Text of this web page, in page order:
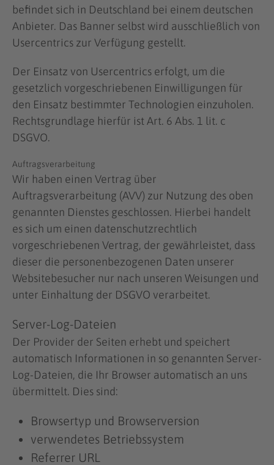
befindet sich in Deutschland bei einem deutschen
Anbieter. Das Banner selbst wird ausschließlich von
Usercentrics zur Verfügung gestellt.
Der Einsatz von Usercentrics erfolgt, um die
gesetzlich vorgeschriebenen Einwilligungen für
den Einsatz bestimmter Technologien einzuholen.
Rechtsgrundlage hierfür ist Art. 6 Abs. 1 lit. c
DSGVO.
Auftragsverarbeitung
Wir haben einen Vertrag über
Auftragsverarbeitung (AVV) zur Nutzung des oben
genannten Dienstes geschlossen. Hierbei handelt
es sich um einen datenschutzrechtlich
vorgeschriebenen Vertrag, der gewährleistet, dass
dieser die personenbezogenen Daten unserer
Websitebesucher nur nach unseren Weisungen und
unter Einhaltung der DSGVO verarbeitet.
Server-Log-Dateien
Der Provider der Seiten erhebt und speichert
automatisch Informationen in so genannten Server-
Log-Dateien, die Ihr Browser automatisch an uns
übermittelt. Dies sind:
Browsertyp und Browserversion
verwendetes Betriebssystem
Referrer URL